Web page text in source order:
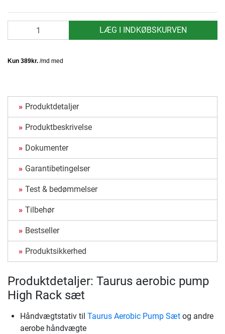
LÆG I INDKØBSKURVEN
Produktdetaljer
Produktbeskrivelse
Dokumenter
Garantibetingelser
Test & bedømmelser
Tilbehør
Bestseller
Produktsikkerhed
Produktdetaljer: Taurus aerobic pump
High Rack sæt
Håndvægtstativ til Taurus Aerobic Pump Sæt og andre
aerobe håndvægte